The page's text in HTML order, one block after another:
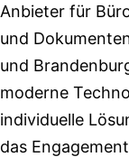
Anbieter für
und
und
moderne
individuelle
das